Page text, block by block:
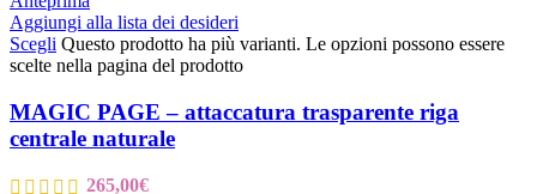
Aggiungi alla lista dei desideri
Scegli Questo prodotto ha più varianti. Le opzioni possono essere
scelte nella pagina del prodotto
MAGIC PAGE – attaccatura trasparente riga
centrale naturale
265,00€